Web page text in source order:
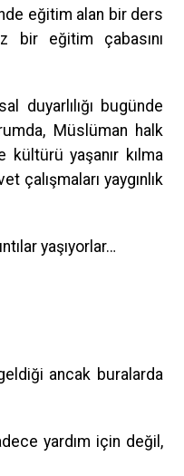
eğitim alan bir ders
bir eğitim çabasını
duyarlılığı bugünde
Müslüman halk
yaşanır kılma
çalışmaları yaygınlık
yaşıyorlar…
ancak buralarda
yardım için değil,